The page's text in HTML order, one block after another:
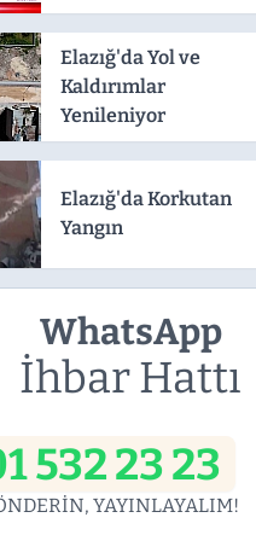
Elazığ'da Yol ve
Kaldırımlar
Yenileniyor
Elazığ'da Korkutan
Yangın
WhatsApp
İhbar Hattı
532 23 23
YAYINLAYALIM!